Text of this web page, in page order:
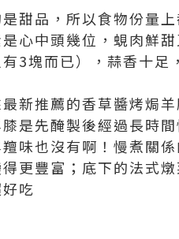
甜品，所以食物份量
心中頭幾位，蜆肉鮮
3塊而已），蒜香十
新推薦的香草醬烤焗
是先醃製後經過長時
味也沒有啊！慢煮關
更豐富；底下的法式
吃